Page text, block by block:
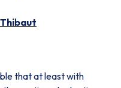
that at least with